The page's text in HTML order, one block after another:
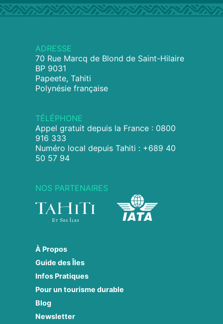
ADRESSE
70 Rue Marcq de Blond de Saint-Hilaire
BP 9031
Papeete, Tahiti
Polynésie française
TÉLÉPHONE
Appel gratuit depuis la France : 0800
916 333
Numéro local depuis Tahiti : +689 40
50 57 94
NOS PARTENAIRES
À Propos
Guide des Îles
Infos Pratiques
Pour un tourisme durable
Blog
Newsletter